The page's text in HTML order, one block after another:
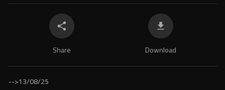
Share Download
-->13/08/25